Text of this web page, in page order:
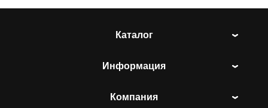
Каталог
Информация
Компания